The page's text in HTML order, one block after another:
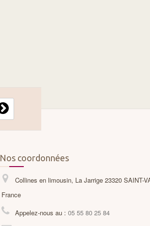
Nos coordonnées
Collines en limousin, La Jarrige 23320 SAINT-
France
Appelez-nous au : 05 55 80 25 84